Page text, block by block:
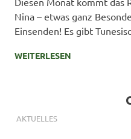
Nina – etwas ganz
Einsenden! Es gibt
WEITERLESEN
25. FEBRUAR 2024
SIMONE SCHMIDT
AKTUELLES